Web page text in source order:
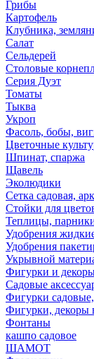
Грибы
Картофель
Клубника,
Салат
Сельдерей
Столовые
Серия Дуэт
Томаты
Тыква
Укроп
Фасоль, бобы,
Цветочные
Шпинат, спаржа
Щавель
Эколюдики
Сетка садовая,
Стойки для
Теплицы,
Удобрения
Удобрения
Укрывной
Фигурки и декоры
Садовые
Фигурки
Фигурки, декоры
Фонтаны
кашпо садовое
ШАМОТ